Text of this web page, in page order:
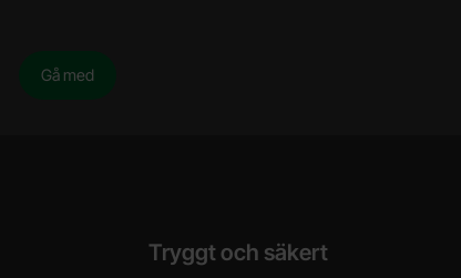
Tryggt och säkert